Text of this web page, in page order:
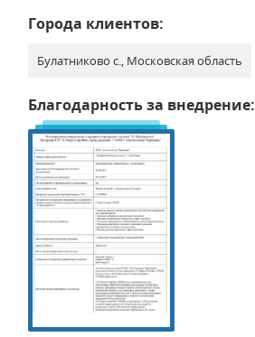
Города клиентов:
Булатниково с., Московская область
Благодарность за внедрение: